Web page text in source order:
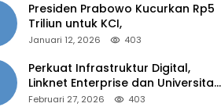
Presiden Prabowo Kucurkan Rp5
Triliun untuk KCI,
Januari 12, 2026 403
Perkuat Infrastruktur Digital,
Linknet Enterprise dan Universitas
Jember Jalin Kolaborasi Smart
Februari 27, 2026 403